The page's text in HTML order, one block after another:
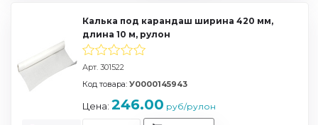
Калька под карандаш ширина 420 мм,
длина 10 м, рулон
Арт. 301522
Код товара: У0000145943
Цена: 246.00 руб/рулон